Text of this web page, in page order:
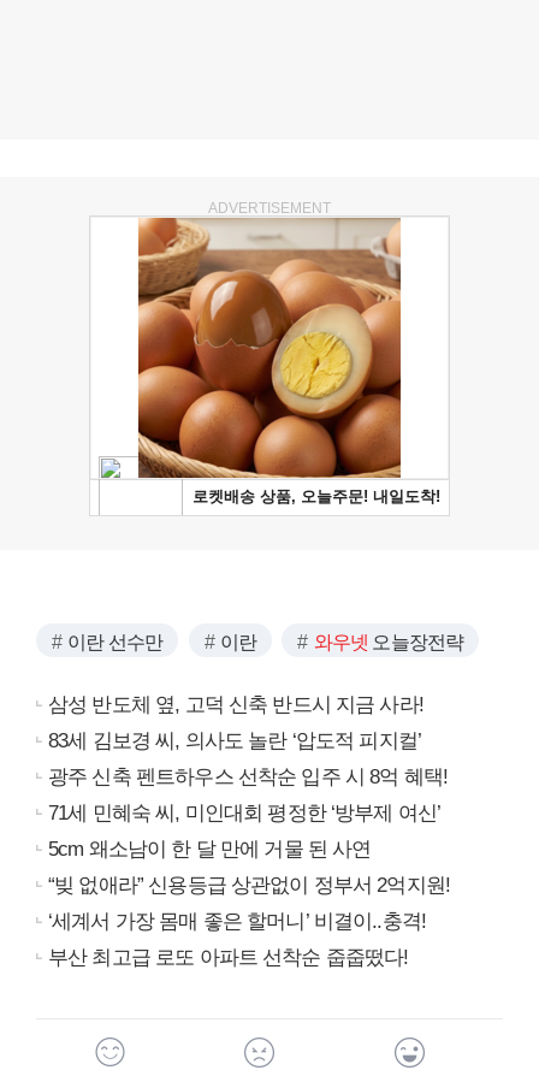
ADVERTISEMENT
이란 선수만 이란 와우넷 오늘장전략
삼성 반도체 옆, 고덕 신축 반드시 지금 사라!
83세 김보경 씨, 의사도 놀란 ‘압도적 피지컬’
광주 신축 펜트하우스 선착순 입주 시 8억 혜택!
71세 민혜숙 씨, 미인대회 평정한 ‘방부제 여신’
5cm 왜소남이 한 달 만에 거물 된 사연
“빚 없애라” 신용등급 상관없이 정부서 2억지원!
‘세계서 가장 몸매 좋은 할머니’ 비결이..충격!
부산 최고급 로또 아파트 선착순 줍줍떴다!